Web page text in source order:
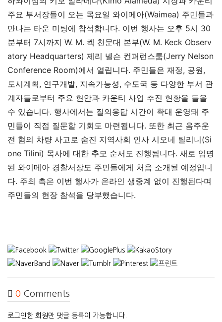
주요 부서장들이 오는 목요일 와이메아(Waimea) 주민들과
만나는 타운 미팅에 참석합니다. 이번 행사는 오후 5시 30
분부터 7시까지 W. M. 켁 천문대 본부(W. M. Keck Observ
atory Headquarters) 제리 넬슨 컨퍼런스룸(Jerry Nelson
Conference Room)에서 열립니다. 주민들은 재정, 공원,
도시계획, 연구개발, 지속가능성, 수도국 등 다양한 부서 관
계자들로부터 주요 현안과 카운티 사업 추진 현황을 들을
수 있습니다. 행사에서는 질의응답 시간이 확대 운영돼 주
민들이 직접 질문할 기회도 마련됩니다. 또한 최근 음주운
전 혐의 차량 사고로 숨진 지역사회 인사 시오네 틸리니(Si
one Tilini) 목사에 대한 추모 순서도 진행됩니다. 새로 임명
된 와이메아 경찰서장도 주민들에게 처음 소개될 예정입니
다. 주최 측은 이번 행사가 온라인 생중계 없이 진행된다며
주민들의 현장 참석을 당부했습니다.
0 Comments
로그인한 회원만 댓글 등록이 가능합니다.